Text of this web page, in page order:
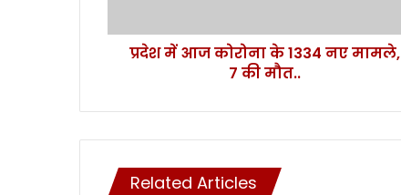
ना
3
मा
प्रदेश में आज कोरोना के 1334 नए मामले,
7 की मौत..
Related Articles